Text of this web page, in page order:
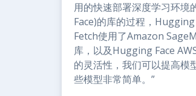
用的快速部署深度学习环
Face)的库的过程，
Fetch使用了Amazon
库，以及Hugging Face
的灵活性，我们可以提高模
些模型非常简单。”